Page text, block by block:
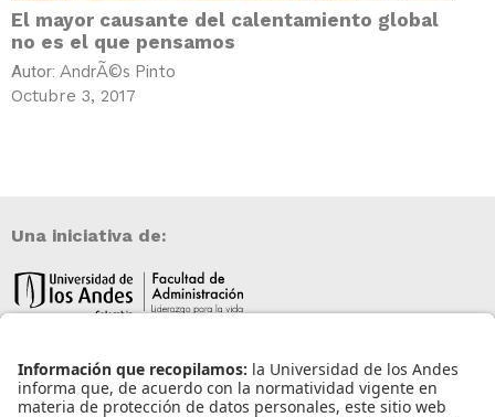
El mayor causante del calentamiento global
no es el que pensamos
Autor: AndrÃ©s Pinto
Octubre 3, 2017
Una iniciativa de:
Información de contacto